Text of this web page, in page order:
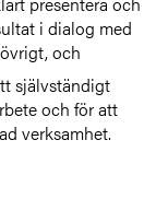
i dialog med
och
självständigt
och för att
verksamhet.